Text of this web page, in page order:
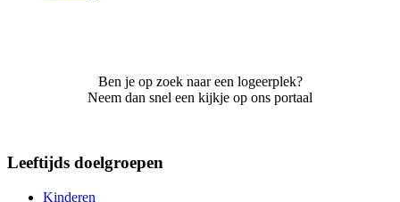
Ben je op zoek naar een logeerplek?
Neem dan snel een kijkje op ons portaal
Leeftijds doelgroepen
Kinderen